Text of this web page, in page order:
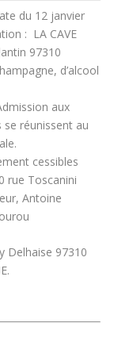
du 12 janvier
: LA CAVE
97310
d’alcool
aux
se réunissent au
cessibles
rue Toscanini
Antoine
Delhaise 97310